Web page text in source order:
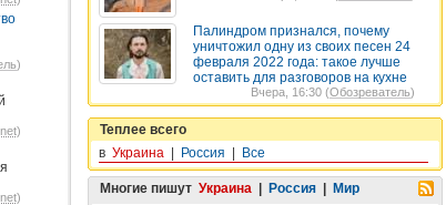
)
)
)
Палиндром признался, почему
уничтожил одну из своих песен 24
февраля 2022 года: такое лучше
оставить для разговоров на кухне
Вчера, 16:30 (Обозреватель)
Теплее всего
в Украина Россия Все
Многие пишут Украина Россия
Мир